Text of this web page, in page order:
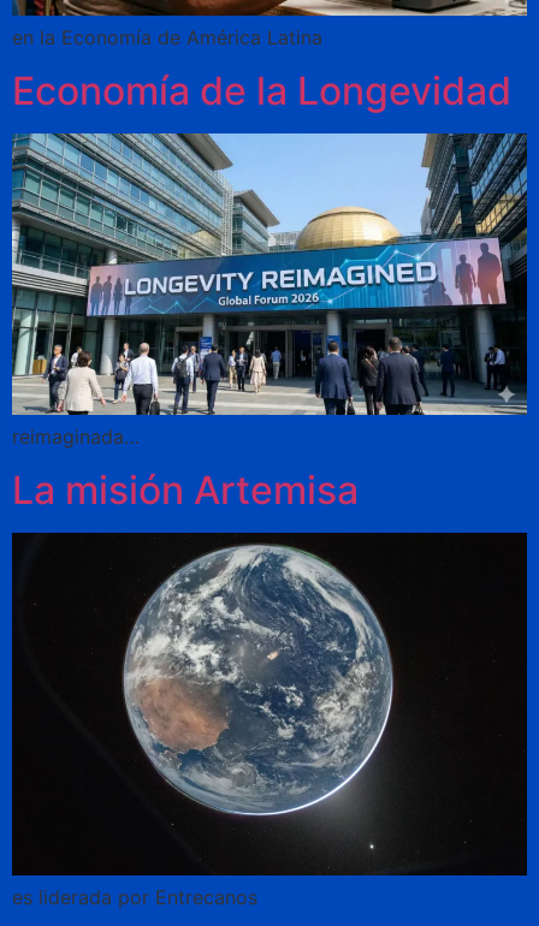
en la Economía de América Latina
Economía de la Longevidad
reimaginada…
La misión Artemisa
es liderada por Entrecanos